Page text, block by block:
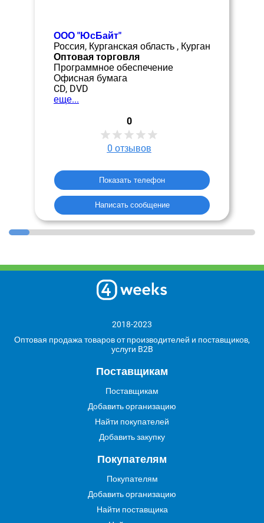
ООО "ЮсБайт"
Россия, Курганская область , Курган
Оптовая торговля
Программное обеспечение
Офисная бумага
CD, DVD
еще...
0
0 отзывов
Показать телефон
Написать сообщение
2018-2023
Оптовая продажа товаров от производителей и поставщиков,
услуги B2B
Поставщикам
Поставщикам
Добавить организацию
Найти покупателей
Добавить закупку
Покупателям
Покупателям
Добавить организацию
Найти поставщика